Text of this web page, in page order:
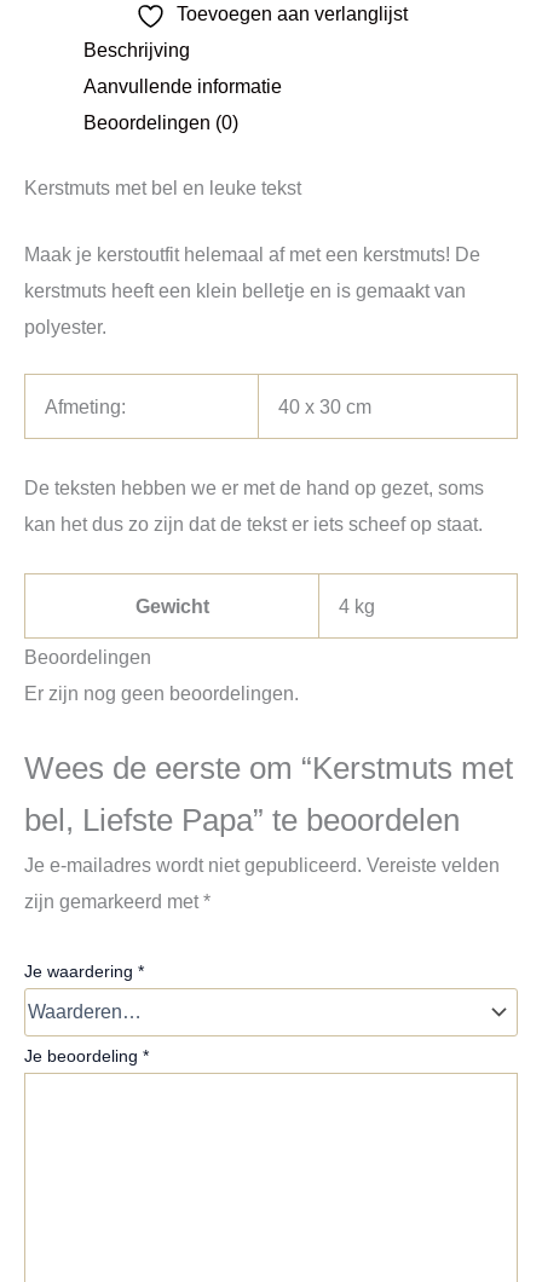
Toevoegen aan verlanglijst
Beschrijving
Aanvullende informatie
Beoordelingen (0)
Kerstmuts met bel en leuke tekst
Maak je kerstoutfit helemaal af met een kerstmuts! De
kerstmuts heeft een klein belletje en is gemaakt van
polyester.
Afmeting: 40 x 30 cm
De teksten hebben we er met de hand op gezet, soms
kan het dus zo zijn dat de tekst er iets scheef op staat.
Gewicht 4 kg
Beoordelingen
Er zijn nog geen beoordelingen.
Wees de eerste om “Kerstmuts met
bel, Liefste Papa” te beoordelen
Je e-mailadres wordt niet gepubliceerd. Vereiste velden
zijn gemarkeerd met*
Je waardering *
Je beoordeling *